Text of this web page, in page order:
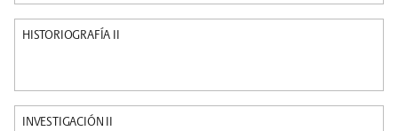
HISTORIOGRAFÍA II
INVESTIGACIÓN II